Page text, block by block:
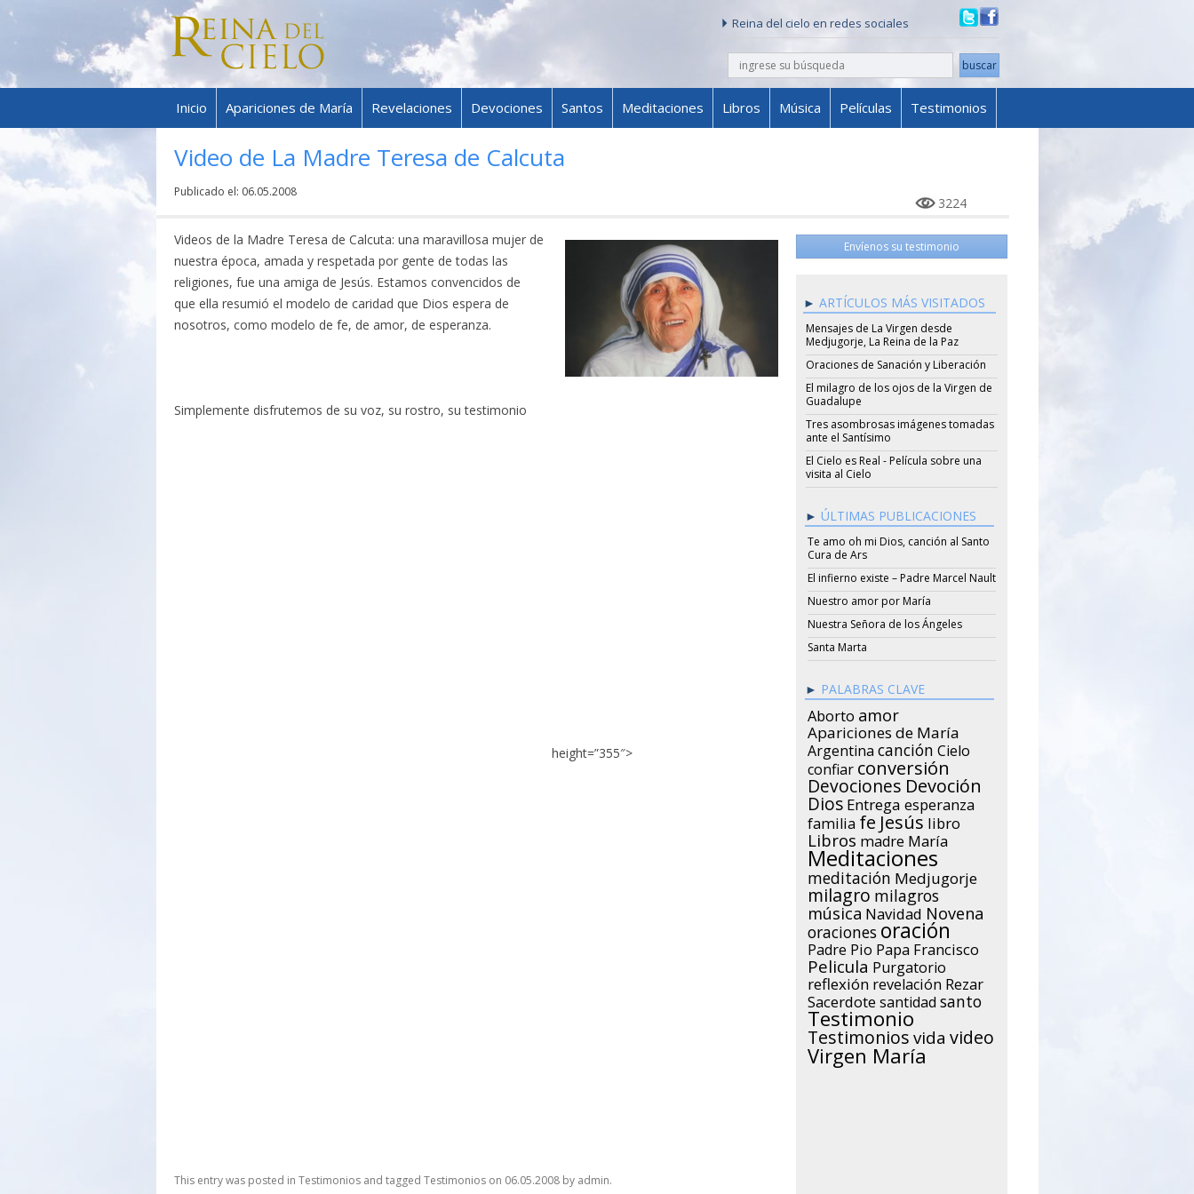
Reina del cielo en redes sociales
buscar
Skip to content
Inicio Apariciones de María Revelaciones Devociones Santos Meditaciones Libros Música Películas Testimonios
Video de La Madre Teresa de Calcuta
Publicado el: 06.05.2008
3224
Videos de la Madre Teresa de Calcuta: una maravillosa mujer de
nuestra época, amada y respetada por gente de todas las
religiones, fue una amiga de Jesús. Estamos convencidos de
que ella resumió el modelo de caridad que Dios espera de
nosotros, como modelo de fe, de amor, de esperanza.
Simplemente disfrutemos de su voz, su rostro, su testimonio
height=”355″>
This entry was posted in Testimoniosand tagged Testimonioson 06.05.2008by admin.
Envíenos su testimonio
ARTÍCULOS MÁS VISITADOS
Mensajes de La Virgen desde
Medjugorje, La Reina de la Paz
Oraciones de Sanación y Liberación
El milagro de los ojos de la Virgen de
Guadalupe
Tres asombrosas imágenes tomadas
ante el Santísimo
El Cielo es Real - Película sobre una
visita al Cielo
ÚLTIMAS PUBLICACIONES
Te amo oh mi Dios, canción al Santo
Cura de Ars
El infierno existe – Padre Marcel Nault
Nuestro amor por María
Nuestra Señora de los Ángeles
Santa Marta
PALABRAS CLAVE
Aborto amor
Apariciones de María
Argentina canción Cielo
confiar conversión
Devociones Devoción
Dios Entrega esperanza
familia fe Jesús libro
Libros madre María
Meditaciones
meditación Medjugorje
milagro milagros
música Navidad Novena
oraciones oración
Padre Pio Papa Francisco
Pelicula Purgatorio
reflexión revelación Rezar
Sacerdote santidad santo
Testimonio
Testimonios vida video
Virgen María